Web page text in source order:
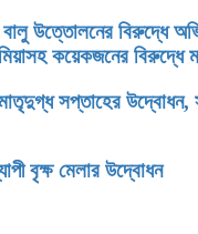
বালু উত্তোলনের বিরুদ্ধে
কয়েকজনের বিরুদ্ধে
মাতৃদুগ্ধ সপ্তাহের উদ্বোধন,
বৃক্ষ মেলার উদ্বোধন